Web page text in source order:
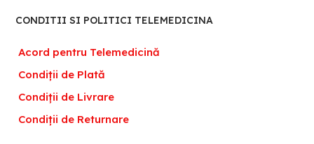
CONDITII SI POLITICI TELEMEDICINA
Acord pentru Telemedicină
Condiții de Plată
Condiții de Livrare
Condiții de Returnare